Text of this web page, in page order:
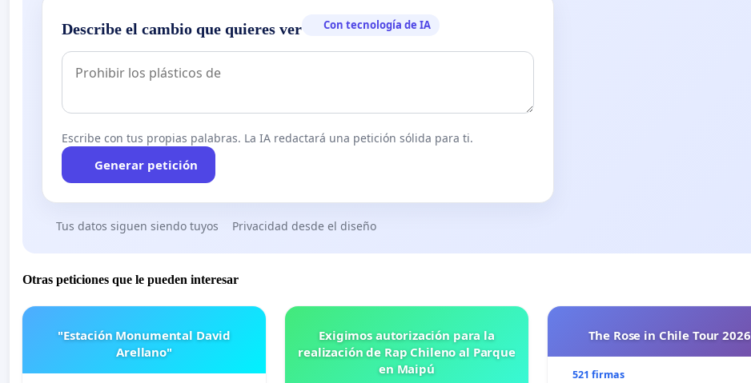
Describe el cambio que quieres ver Con tecnología de IA
Escribe con tus propias palabras. La IA redactará una petición sólida para ti.
Generar petición
Tus datos siguen siendo tuyos Privacidad desde el diseño
Otras peticiones que le pueden interesar
"Estación Monumental David
Arellano"
Exigimos autorización para la
realización de Rap Chileno al Parque
en Maipú
The Rose in Chile Tour 2026
521 firmas